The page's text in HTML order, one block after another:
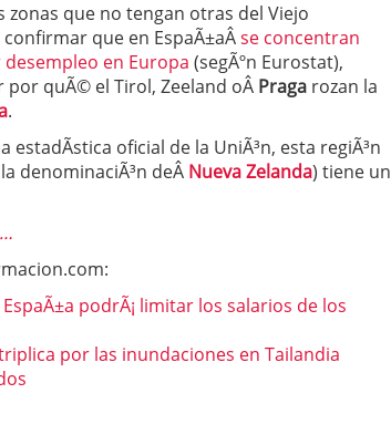
zonas que no tengan otras del Viejo
que en EspaÃ±aÂse concentran
en Europa (segÃºn Eurostat),
quÃ© el Tirol, Zeeland oÂ Praga rozan la
.
estadÃ­stica oficial de la UniÃ³n, esta regiÃ³n
denominaciÃ³n deÂ Nueva Zelanda) tiene un
podrÃ¡ limitar los salarios de los
por las inundaciones en Tailandia